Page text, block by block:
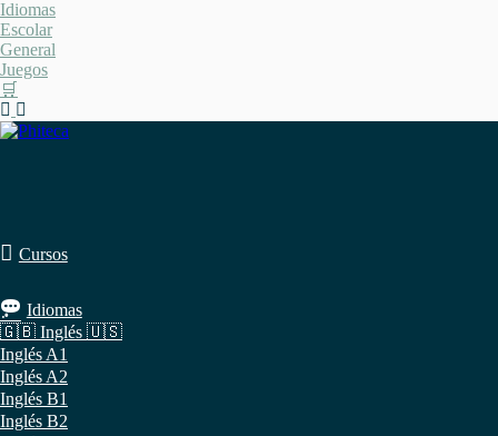
Saltar
al
contenido
Idiomas
Escolar
General
Juegos
🛒
Cursos
Idiomas
🇬🇧 Inglés 🇺🇸
Inglés A1
Inglés A2
Inglés B1
Inglés B2